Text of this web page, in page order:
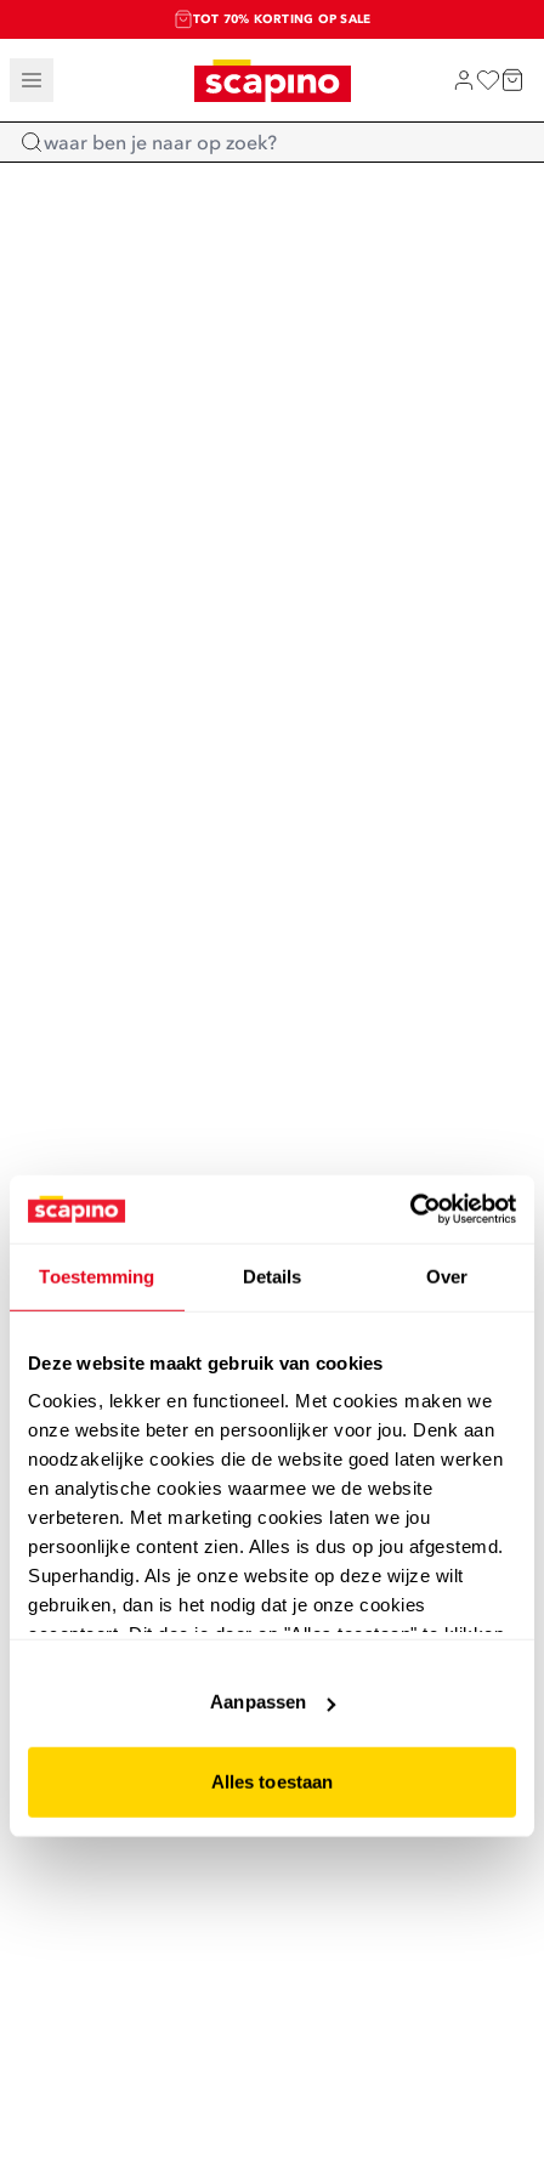
Toestemming Details Over
Deze website maakt gebruik van cookies
Cookies, lekker en functioneel. Met cookies maken we
onze website beter en persoonlijker voor jou. Denk aan
noodzakelijke cookies die de website goed laten werken
en analytische cookies waarmee we de website
verbeteren. Met marketing cookies laten we jou
persoonlijke content zien. Alles is dus op jou afgestemd.
Superhandig. Als je onze website op deze wijze wilt
gebruiken, dan is het nodig dat je onze cookies
accepteert. Dit doe je door op "Alles toestaan" te klikken.
website niet optimaal functioneert.
Aanpassen
Alles toestaan
TOT 70% KORTING OP SALE
SALE: LAATSTE KANS!
SHOP NIEUW
Home